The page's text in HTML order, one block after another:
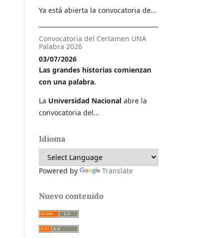
Ya está abierta la convocatoria de...
Convocatoria del Certamen UNA
Palabra 2026
03/07/2026
Las grandes historias comienzan
con una palabra.
La Universidad Nacional abre la
convocatoria del...
Idioma
Powered by Translate
Nuevo contenido